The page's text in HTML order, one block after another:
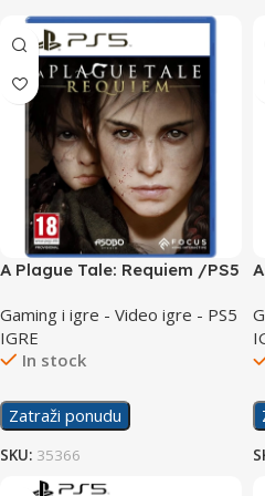
A Plague Tale: Requiem /PS5
Gaming i igre - Video igre - PS5
IGRE
In stock
Zatraži ponudu
SKU: 35366